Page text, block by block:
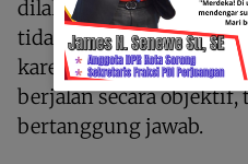
dilaksanakan karena
tidak boleh pula ada
karena perbedaan
berjalan secara objektif,
bertanggung jawab.